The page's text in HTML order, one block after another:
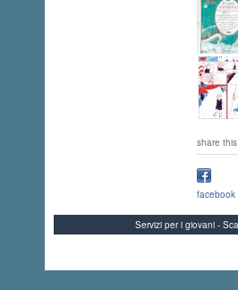
share this
facebook
Servizi per i giovani -